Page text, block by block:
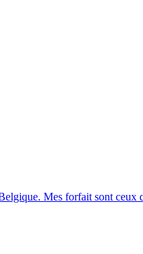
Mes forfait sont